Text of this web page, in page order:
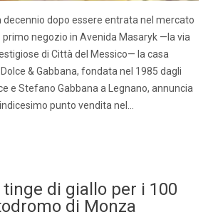
decennio dopo essere entrata nel mercato
primo negozio in Avenida Masaryk —la via
di Città del Messico— la casa
& Gabbana, fondata nel 1985 dagli
e Stefano Gabbana a Legnano, annuncia
punto vendita nel…
di giallo per i 100
di Monza